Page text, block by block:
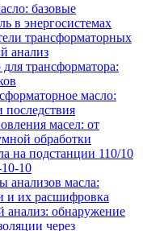
базовые
в энергосистемах
трансформаторных
анализ
трансформатора:
масло:
масел: от
обработки
на подстанции 110/10
10
анализов масла:
и их расшифровка
анализ: обнаружение
через